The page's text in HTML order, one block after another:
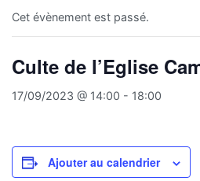
Cet évènement est passé.
Culte de l’Eglise
17/09/2023 @ 14:00 - 18:00
Ajouter au calendrier